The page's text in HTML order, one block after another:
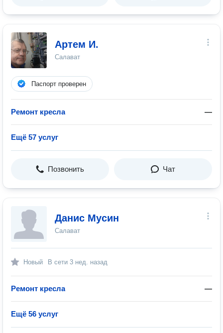
Артем И.
Салават
Паспорт проверен
Ремонт кресла —
Ещё 57 услуг
Позвонить Чат
Данис Мусин
Салават
Новый В сети 3 нед. назад
Ремонт кресла —
Ещё 56 услуг